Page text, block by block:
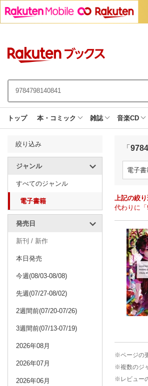
トップ 本・コミック 雑誌 音楽CD
絞り込み
ジャンル
すべてのジャンル
電子書籍
発売日
新刊 / 新作
本日発売
今週(08/03-08/08)
先週(07/27-08/02)
2週間前(07/20-07/26)
3週間前(07/13-07/19)
2026年08月
2026年07月
2026年06月
「
電子書
上記の絞
代わりに
※ページの
※複数のジ
※レビュー